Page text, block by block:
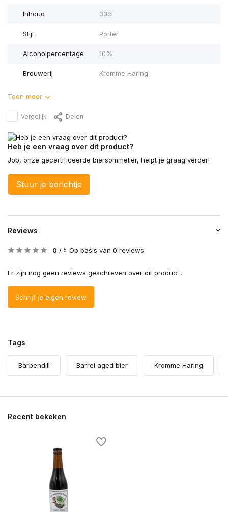
Inhoud 33cl
Stijl Porter
Alcoholpercentage 10%
Brouwerij Kromme Haring
Toon meer
Vergelijk Delen
Heb je een vraag over dit product?
Job, onze gecertificeerde biersommelier, helpt je graag verder!
Stuur je berichtje
Reviews
0 / 5 Op basis van 0 reviews
Er zijn nog geen reviews geschreven over dit product..
Schrijf je eigen review
Tags
Barbendill Barrel aged bier Kromme Haring
Recent bekeken